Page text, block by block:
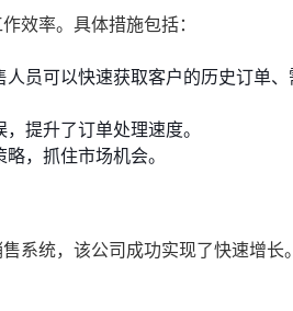
效率。具体措施包括：
员可以快速获取客户的历史订单
提升了订单处理速度。
，抓住市场机会。
系统，该公司成功实现了快速增长